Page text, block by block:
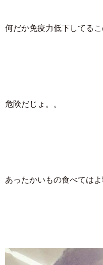
何だか免疫力低下してる
危険だじょ。。
あったかいもの食べては